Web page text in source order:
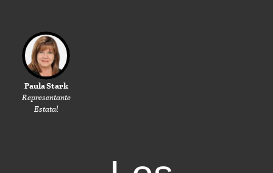
Paula Stark
Representante
Estatal